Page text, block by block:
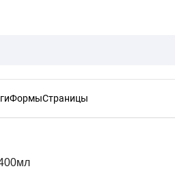
ФормыСтраницы